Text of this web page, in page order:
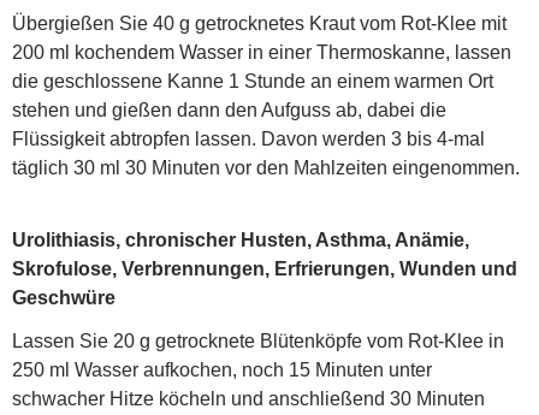
Übergießen Sie 40 g getrocknetes Kraut vom Rot-Klee mit
200 ml kochendem Wasser in einer Thermoskanne, lassen
die geschlossene Kanne 1 Stunde an einem warmen Ort
stehen und gießen dann den Aufguss ab, dabei die
Flüssigkeit abtropfen lassen. Davon werden 3 bis 4-mal
täglich 30 ml 30 Minuten vor den Mahlzeiten eingenommen.
Urolithiasis, chronischer Husten, Asthma, Anämie,
Skrofulose, Verbrennungen, Erfrierungen, Wunden und
Geschwüre
Lassen Sie 20 g getrocknete Blütenköpfe vom Rot-Klee in
250 ml Wasser aufkochen, noch 15 Minuten unter
schwacher Hitze köcheln und anschließend 30 Minuten